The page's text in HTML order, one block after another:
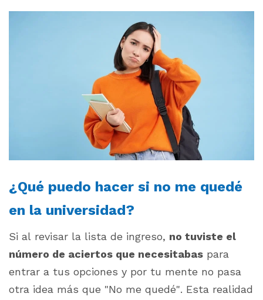
¿Qué puedo hacer si no me quedé
en la universidad?
Si al revisar la lista de ingreso, no tuviste el
número de aciertos que necesitabas para
entrar a tus opciones y por tu mente no pasa
otra idea más que "No me quedé". Esta realidad